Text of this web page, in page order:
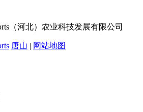
（河北）农业科技发展有限公司
唐山 | 网站地图